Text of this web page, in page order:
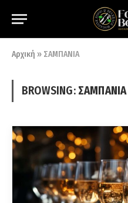
Αρχική » ΣΑΜΠΑΝΙΑ
BROWSING: ΣΑΜΠΑΝΙΑ